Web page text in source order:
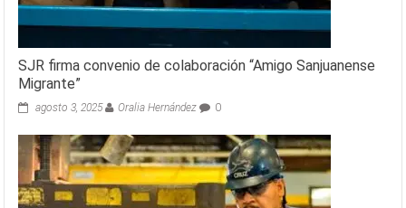
SJR firma convenio de colaboración “Amigo Sanjuanense
Migrante”
agosto 3, 2025 Oralia Hernández 0